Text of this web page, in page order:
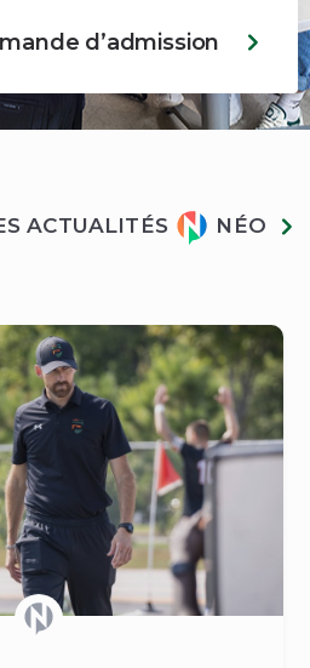
d’admission
ACTUALITÉS NÉO